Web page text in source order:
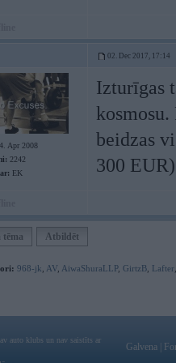
02. Dec 2017, 17:14
Apr 2008
2242
EK
Izturīgas
beidzas
300 EUR)
tēma Atbildēt
968-jk AV AiwaShuraLLP, GirtzB Lafter
auto klubs un nav saistīts ar
Galvena